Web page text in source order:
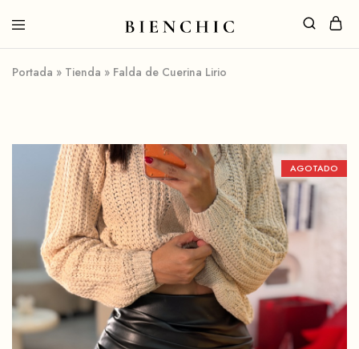
Portada » Tienda » Falda de Cuerina Lirio
AGOTADO